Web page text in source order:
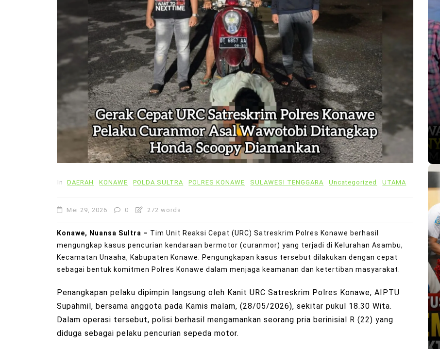
In DAERAH KONAWE POLDA SULTRA POLRES KONAWE SULAWESI TENGGARA Uncategorized UTAMA
Mei 29, 2026 0 272 words
Konawe, Nuansa Sultra – Tim Unit Reaksi Cepat (URC) Satreskrim Polres Konawe berhasil
mengungkap kasus pencurian kendaraan bermotor (curanmor) yang terjadi di Kelurahan Asambu,
Kecamatan Unaaha, Kabupaten Konawe. Pengungkapan kasus tersebut dilakukan dengan cepat
sebagai bentuk komitmen Polres Konawe dalam menjaga keamanan dan ketertiban masyarakat.
Penangkapan pelaku dipimpin langsung oleh Kanit URC Satreskrim Polres Konawe, AIPTU
Supahmil, bersama anggota pada Kamis malam, (28/05/2026), sekitar pukul 18.30 Wita.
Dalam operasi tersebut, polisi berhasil mengamankan seorang pria berinisial R (22) yang
diduga sebagai pelaku pencurian sepeda motor.